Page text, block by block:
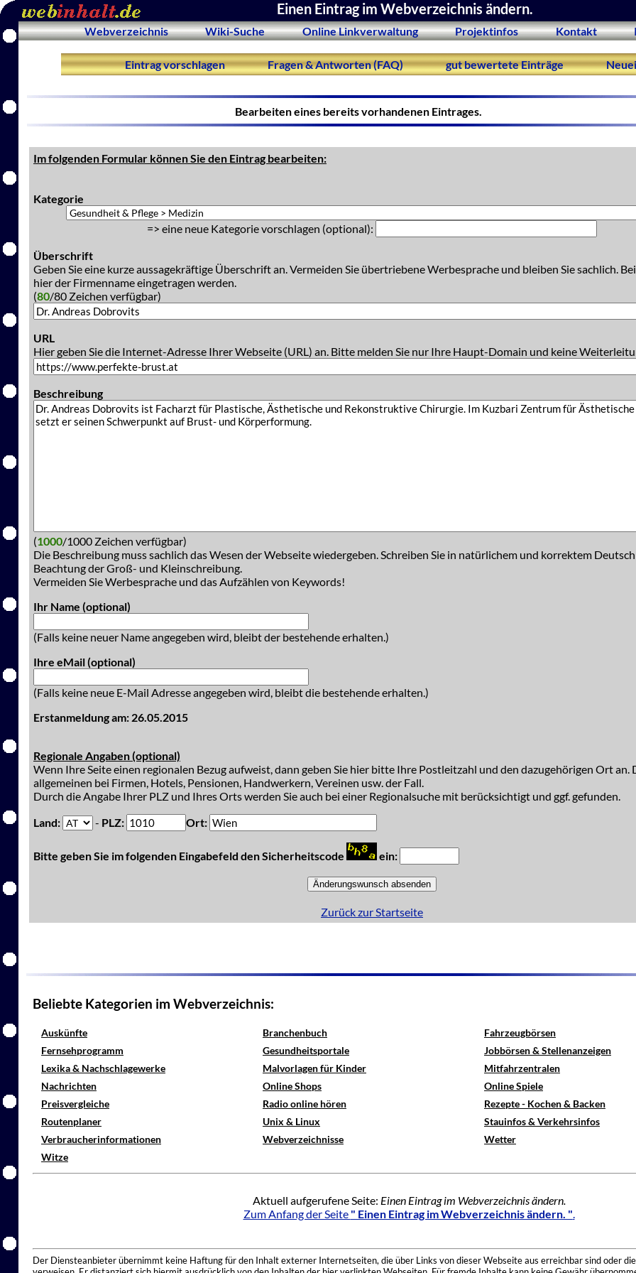
Einen Eintrag im Webverzeichnis ändern.
Webverzeichnis Wiki-Suche Online Linkverwaltung Projektinfos Kontakt
Eintrag vorschlagen Fragen & Antworten (FAQ) gut bewertete Einträge
Bearbeiten eines bereits vorhandenen Eintrages.
Im folgenden Formular können Sie den Eintrag bearbeiten:
Kategorie
=> eine neue Kategorie vorschlagen (optional):
Überschrift
Geben Sie eine kurze aussagekräftige Überschrift an. Vermeiden Sie übertriebene Werbesprache und bleiben Sie sachlich.
hier der Firmenname eingetragen werden.
(80/80 Zeichen verfügbar)
URL
Hier geben Sie die Internet-Adresse Ihrer Webseite (URL) an. Bitte melden Sie nur Ihre Haupt-Domain und keine
Beschreibung
(1000/1000 Zeichen verfügbar)
Die Beschreibung muss sachlich das Wesen der Webseite wiedergeben. Schreiben Sie in natürlichem und korrektem
Beachtung der Groß- und Kleinschreibung.
Vermeiden Sie Werbesprache und das Aufzählen von Keywords!
Ihr Name (optional)
(Falls keine neuer Name angegeben wird, bleibt der bestehende erhalten.)
Ihre eMail (optional)
(Falls keine neue E-Mail Adresse angegeben wird, bleibt die bestehende erhalten.)
Erstanmeldung am: 26.05.2015
Regionale Angaben (optional)
Wenn Ihre Seite einen regionalen Bezug aufweist, dann geben Sie hier bitte Ihre Postleitzahl und den dazugehörigen Ort an.
allgemeinen bei Firmen, Hotels, Pensionen, Handwerkern, Vereinen usw. der Fall.
Durch die Angabe Ihrer PLZ und Ihres Orts werden Sie auch bei einer Regionalsuche mit berücksichtigt und ggf. gefunden.
Land:
- PLZ: Ort:
Bitte geben Sie im folgenden Eingabefeld den Sicherheitscode ein:
Zurück zur Startseite
Beliebte Kategorien im Webverzeichnis:
Auskünfte Branchenbuch
Fahrzeugbörsen
Fernsehprogramm
Gesundheitsportale
Jobbörsen & Stellenanzeigen
Lexika & Nachschlagewerke
Malvorlagen für Kinder
Mitfahrzentralen
Nachrichten
Online Shops
Online Spiele
Preisvergleiche
Radio online hören
Rezepte - Kochen & Backen
Routenplaner
Unix & Linux
Stauinfos & Verkehrsinfos
Verbraucherinformationen
Webverzeichnisse
Wetter
Witze
Aktuell aufgerufene Seite: Einen Eintrag im Webverzeichnis ändern.
Zum Anfang der Seite " Einen Eintrag im Webverzeichnis ändern. ".
Der Diensteanbieter übernimmt keine Haftung für den Inhalt externer Internetseiten, die über Links von dieser Webseite aus erreichbar sind oder